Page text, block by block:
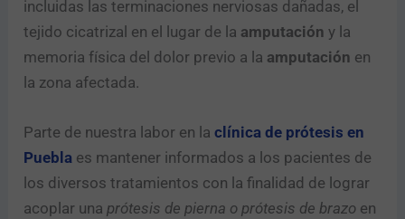
incluidas las terminaciones nerviosas dañadas, el
tejido cicatrizal en el lugar de la amputación y la
memoria física del dolor previo a la amputación en
la zona afectada.
Parte de nuestra labor en laclínica de prótesis en
Puebla es mantener informados a los pacientes de
los diversos tratamientos con la finalidad de lograr
acoplar unaprótesis de pierna o prótesis de brazo en